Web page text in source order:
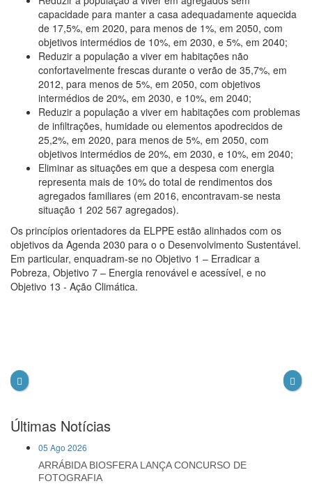
capacidade para manter a casa adequadamente aquecida
de 17,5%, em 2020, para menos de 1%, em 2050, com
objetivos intermédios de 10%, em 2030, e 5%, em 2040;
Reduzir a população a viver em habitações não
confortavelmente frescas durante o verão de 35,7%, em
2012, para menos de 5%, em 2050, com objetivos
intermédios de 20%, em 2030, e 10%, em 2040;
Reduzir a população a viver em habitações com problemas
de infiltrações, humidade ou elementos apodrecidos de
25,2%, em 2020, para menos de 5%, em 2050, com
objetivos intermédios de 20%, em 2030, e 10%, em 2040;
Eliminar as situações em que a despesa com energia
representa mais de 10% do total de rendimentos dos
agregados familiares (em 2016, encontravam-se nesta
situação 1 202 567 agregados).
Os princípios orientadores da ELPPE estão alinhados com os
objetivos da Agenda 2030 para o o Desenvolvimento Sustentável.
Em particular, enquadram-se no Objetivo 1 – Erradicar a
Pobreza, Objetivo 7 – Energia renovável e acessível, e no
Objetivo 13 - Ação Climática.
Últimas Notícias
05 Ago 2026
ARRÁBIDA BIOSFERA LANÇA CONCURSO DE
FOTOGRAFIA